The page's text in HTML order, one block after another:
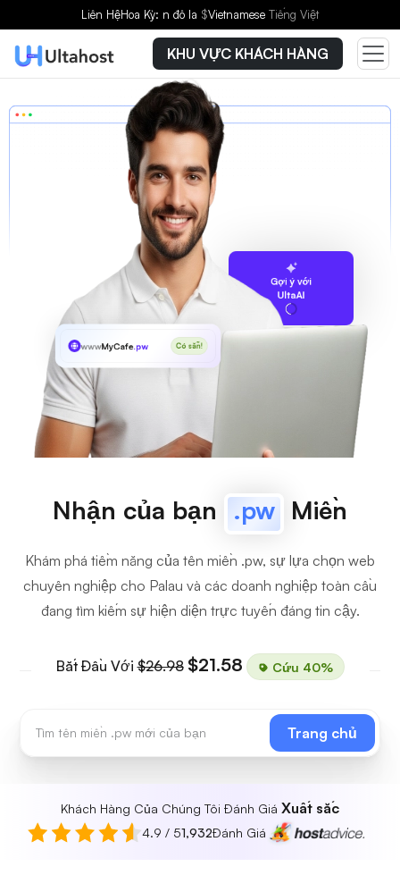
Liên HệHoa Kỳ: n đô la $Vietnamese Tiếng Việt
KHU VỰC KHÁCH HÀNG
Gợi ý với
UltaAI
wwwMyCafe.pw Có sẵn!
Nhận của bạn .pw Miền
Khám phá tiềm năng của tên miền .pw, sự lựa chọn web
chuyên nghiệp cho Palau và các doanh nghiệp toàn cầu
đang tìm kiếm sự hiện diện trực tuyến đáng tin cậy.
Bắt Đầu Với$26.98 $21.58 Cứu 40%
Trang chủ
Khách Hàng Của Chúng Tôi Đánh Giá Xuất sắc
4.9 / 51,932Đánh Giá